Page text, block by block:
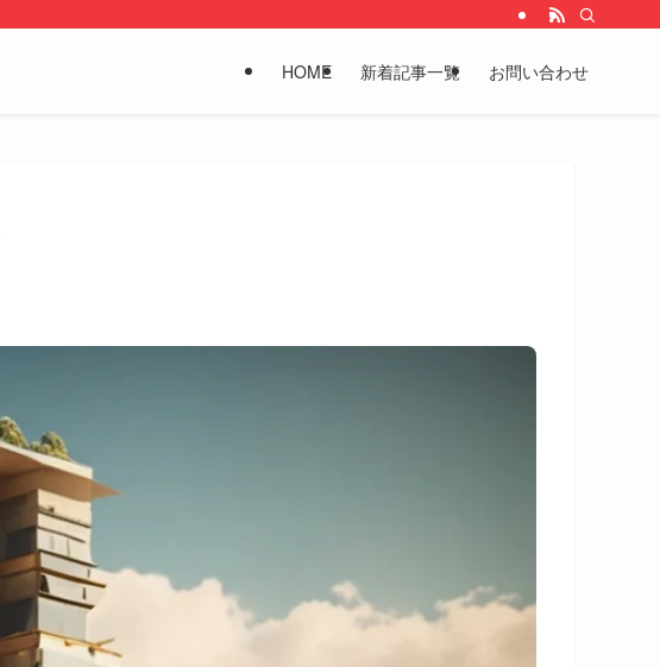
HOME 新着記事一覧 お問い合わせ